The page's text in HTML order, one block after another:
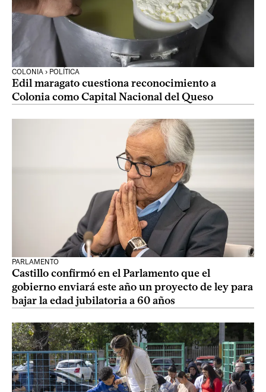
COLONIA › POLÍTICA
Edil maragato cuestiona reconocimiento a
Colonia como Capital Nacional del Queso
PARLAMENTO
Castillo confirmó en el Parlamento que el
gobierno enviará este año un proyecto de ley para
bajar la edad jubilatoria a 60 años